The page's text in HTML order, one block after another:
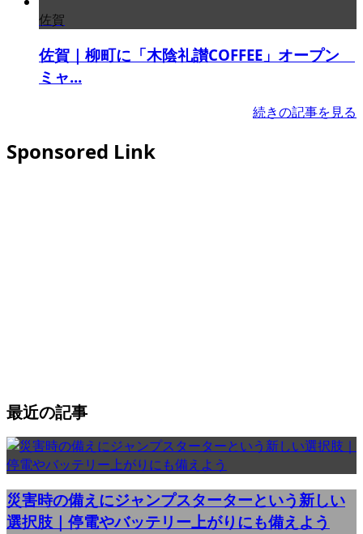
佐賀
佐賀｜柳町に「木陰礼讃COFFEE」オープン
ミャ...
続きの記事を見る
Sponsored Link
最近の記事
災害時の備えにジャンプスターターという新しい
選択肢｜停電やバッテリー上がりにも備えよう